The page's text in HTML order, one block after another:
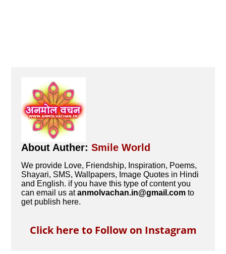
About Auther:Smile World
We provide Love, Friendship, Inspiration, Poems,
Shayari, SMS, Wallpapers, Image Quotes in Hindi
and English. if you have this type of content you
can email us atanmolvachan.in@gmail.com to
get publish here.
Click here to Follow on Instagram